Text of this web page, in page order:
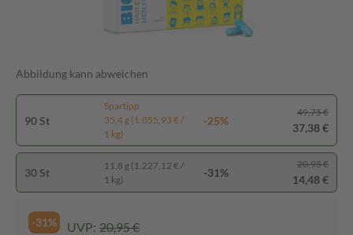
Abbildung kann abweichen
90 St
Spartipp
35,4 g (1.055,93 € /
1 kg)
-25%
49,75 €
37,38 €
30 St
11,8 g (1.227,12 € /
1 kg)
-31%
20,95 €
14,48 €
-31% UVP: 20,95 €